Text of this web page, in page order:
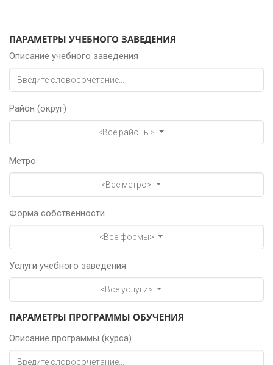
ПАРАМЕТРЫ УЧЕБНОГО ЗАВЕДЕНИЯ
Описание учебного заведения
Район (округ)
<Все районы>
Метро
<Все метро>
Форма собственности
<Все формы>
Услуги учебного заведения
<Все услуги>
ПАРАМЕТРЫ ПРОГРАММЫ ОБУЧЕНИЯ
Описание программы (курса)